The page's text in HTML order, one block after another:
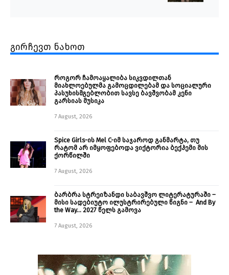
გირჩევთ ნახოთ
როგორ ჩამოაყალიბა სიკვდილთან
მიახლოებულმა გამოცდილებამ და სოციალური
პასუხისმგებლობით სავსე ბავშვობამ კენი
გარსიას მუსიკა
7 August, 2026
Spice Girls-ის Mel C-იმ საჯაროდ განმარტა, თუ
რატომ არ იმყოფებოდა ვიქტორია ბექჰემი მის
ქორწილში
7 August, 2026
ბარბრა სტრეიზანდი საბავშვო ლიტერატურაში –
მისი სადებიუტო ილუსტრირებული წიგნი – And By
the Way… 2027 წელს გამოვა
7 August, 2026